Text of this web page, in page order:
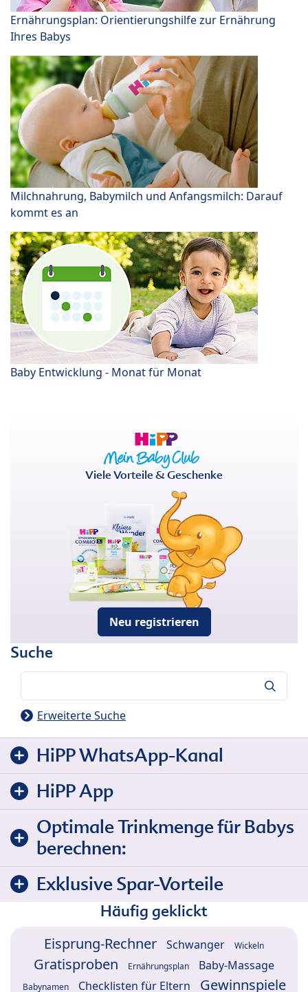
Ernährungsplan: Orientierungshilfe zur Ernährung
Ihres Babys
Milchnahrung, Babymilch und Anfangsmilch: Darauf
kommt es an
Baby Entwicklung - Monat für Monat
Viele Vorteile & Geschenke
Neu registrieren
Suche
Erweiterte Suche
HiPP WhatsApp-Kanal
HiPP App
Optimale Trinkmenge für Babys
berechnen:
Exklusive Spar-Vorteile
Häufig geklickt
Eisprung-Rechner Schwanger Wickeln
Gratisproben Ernährungsplan Baby-Massage
Babynamen Checklisten für Eltern
Gewinnspiele